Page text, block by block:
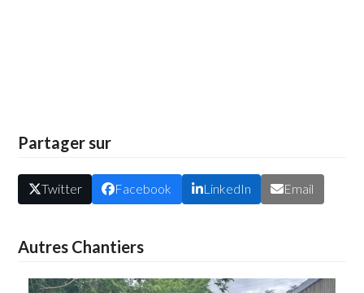
Partager sur
Twitter Facebook LinkedIn Email
Autres Chantiers